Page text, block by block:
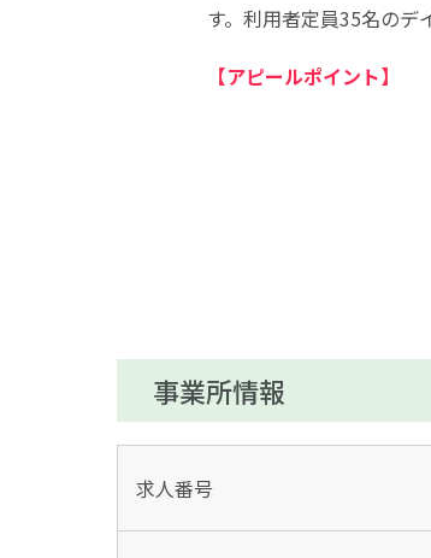
す。利用者定員35名のデ
【アピールポイント】
事業所情報
求人番号